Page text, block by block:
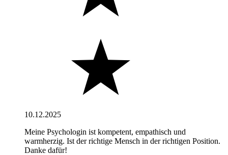
10.12.2025
Meine Psychologin ist kompetent, empathisch und
warmherzig. Ist der richtige Mensch in der richtigen Position.
Danke dafür!